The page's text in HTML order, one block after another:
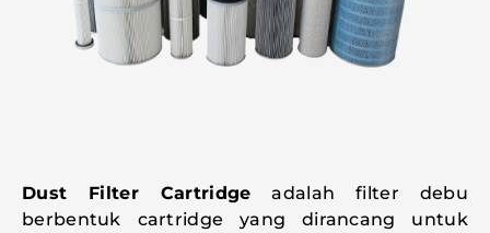
Dust Filter Cartridge adalah filter debu
berbentuk cartridge yang dirancang untuk